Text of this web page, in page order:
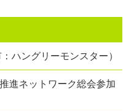
ハングリーモンスター）
進ネットワーク総会参加